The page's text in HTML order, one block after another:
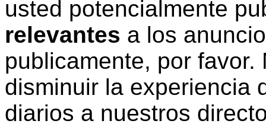
usted potencialmente
relevantes a los
publicamente, por
disminuir la experiencia
diarios a nuestros